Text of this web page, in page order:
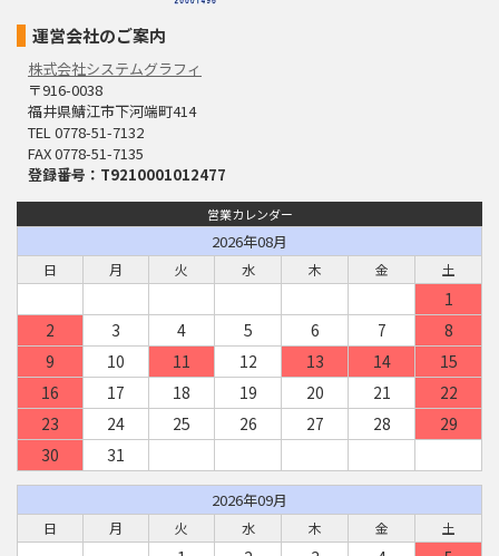
運営会社のご案内
株式会社システムグラフィ
〒916-0038
福井県鯖江市下河端町414
TEL 0778-51-7132
FAX 0778-51-7135
登録番号：T9210001012477
営業カレンダー
2026年08月
日 月 火 水 木 金 土
1
2
3 4 5 6 7
8
9
10 11 12 13 14
15
16
17 18 19 20 21
22
23
24 25 26 27 28
29
30
31
2026年09月
日 月 火 水 木 金 土